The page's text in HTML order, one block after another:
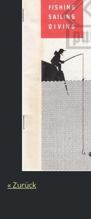
« Zurück